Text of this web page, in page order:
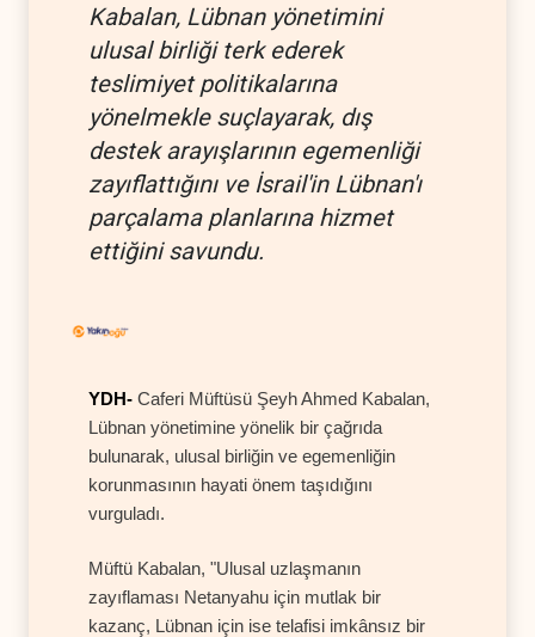
Kabalan, Lübnan yönetimini
ulusal birliği terk ederek
teslimiyet politikalarına
yönelmekle suçlayarak, dış
destek arayışlarının egemenliği
zayıflattığını ve İsrail'in Lübnan'ı
parçalama planlarına hizmet
ettiğini savundu.
YDH- Caferi Müftüsü Şeyh Ahmed Kabalan,
Lübnan yönetimine yönelik bir çağrıda
bulunarak, ulusal birliğin ve egemenliğin
korunmasının hayati önem taşıdığını
vurguladı.
Müftü Kabalan, "Ulusal uzlaşmanın
zayıflaması Netanyahu için mutlak bir
kazanç, Lübnan için ise telafisi imkânsız bir